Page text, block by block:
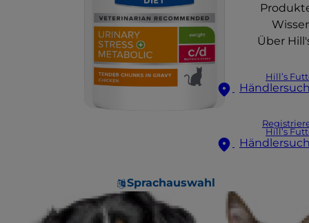
Über
Hill’s
Hill’s
Sprachauswahl